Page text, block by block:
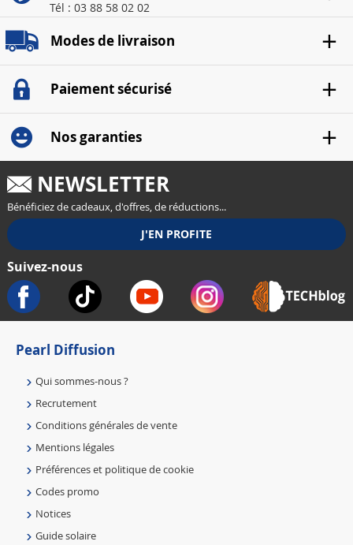
Tél : 03 88 58 02 02
Modes de livraison
Paiement sécurisé
Nos garanties
NEWSLETTER
Bénéficiez de cadeaux, d'offres, de réductions...
Suivez-nous
Pearl Diffusion
Qui sommes-nous ?
Recrutement
Conditions générales de vente
Mentions légales
Préférences et politique de cookie
Codes promo
Notices
Guide solaire